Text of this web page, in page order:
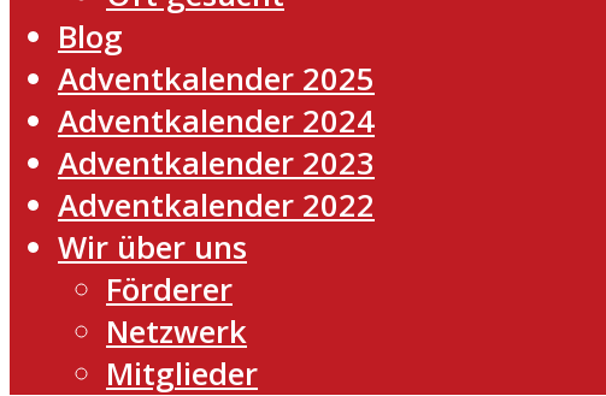
Blog
Adventkalender 2025
Adventkalender 2024
Adventkalender 2023
Adventkalender 2022
Wir über uns
Förderer
Netzwerk
Mitglieder